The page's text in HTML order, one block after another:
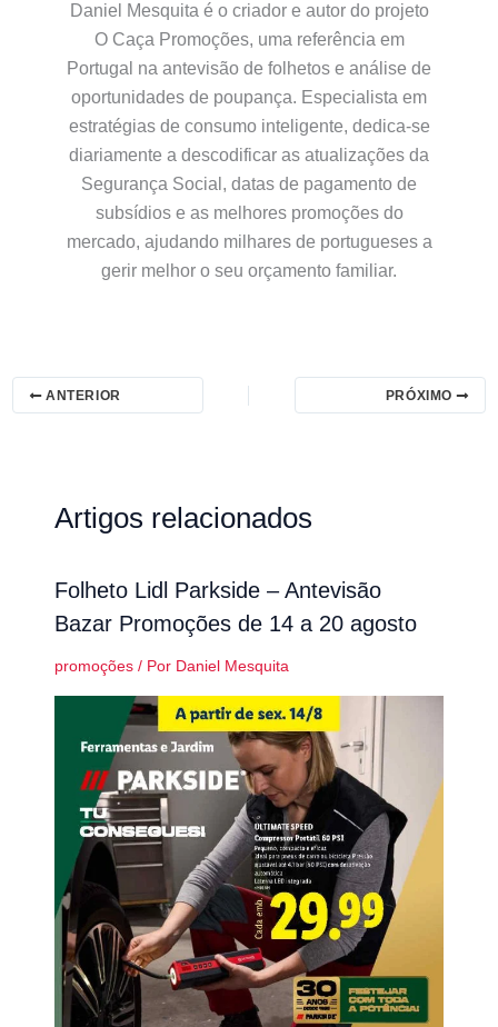
Daniel Mesquita é o criador e autor do projeto
O Caça Promoções, uma referência em
Portugal na antevisão de folhetos e análise de
oportunidades de poupança. Especialista em
estratégias de consumo inteligente, dedica-se
diariamente a descodificar as atualizações da
Segurança Social, datas de pagamento de
subsídios e as melhores promoções do
mercado, ajudando milhares de portugueses a
gerir melhor o seu orçamento familiar.
ANTERIOR PRÓXIMO
Artigos relacionados
Folheto Lidl Parkside – Antevisão
Bazar Promoções de 14 a 20 agosto
promoções/ Por Daniel Mesquita